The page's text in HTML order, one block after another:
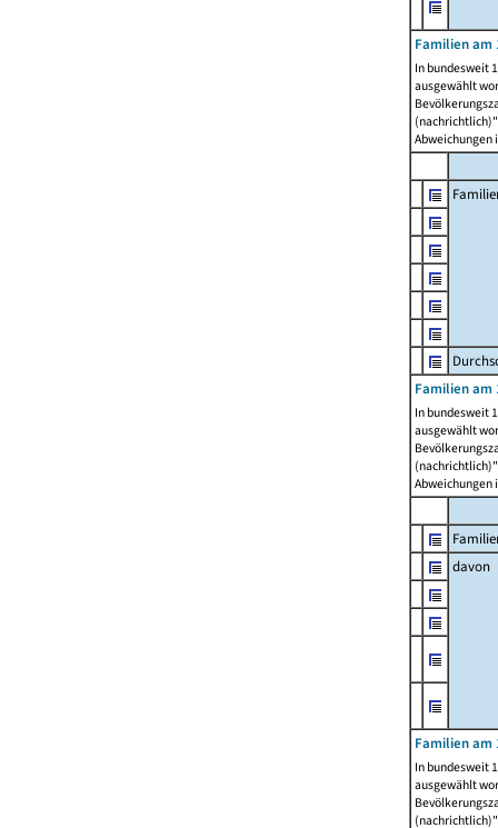
Familien am
In bundesweit
ausgewählt
Abweichungen
Familien am
In bundesweit
ausgewählt
Abweichungen
davon
Familien am
In bundesweit
ausgewählt